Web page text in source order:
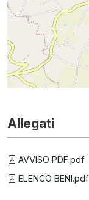
Allegati
AVVISO PDF.pdf
ELENCO BENI.pdf